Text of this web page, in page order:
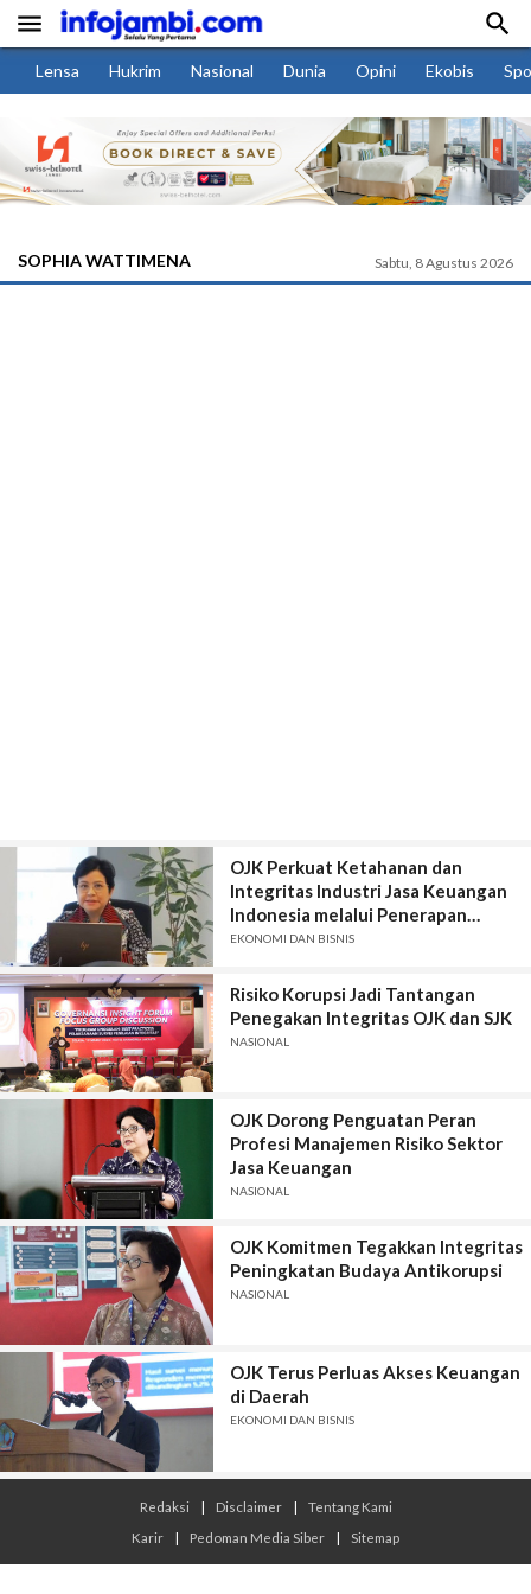
 
Lensa Hukrim Nasional Dunia Opini Ekobis
SOPHIA WATTIMENA Sabtu, 8 Agustus 2026
OJK Perkuat Ketahanan dan
Integritas Industri Jasa Keuangan
Indonesia melalui Penerapan
Strategi Anti Fraud
EKONOMI DAN BISNIS
Risiko Korupsi Jadi Tantangan
Penegakan Integritas OJK dan SJK
NASIONAL
OJK Dorong Penguatan Peran
Profesi Manajemen Risiko Sektor
Jasa Keuangan
NASIONAL
OJK Komitmen Tegakkan Integritas
Peningkatan Budaya Antikorupsi
NASIONAL
OJK Terus Perluas Akses Keuangan
di Daerah
EKONOMI DAN BISNIS
Redaksi | Disclaimer |
Tentang Kami
Karir
| Pedoman Media Siber | Sitemap